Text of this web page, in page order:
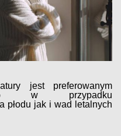
jest preferowanym
w przypadku
płodu jak i wad letalnych